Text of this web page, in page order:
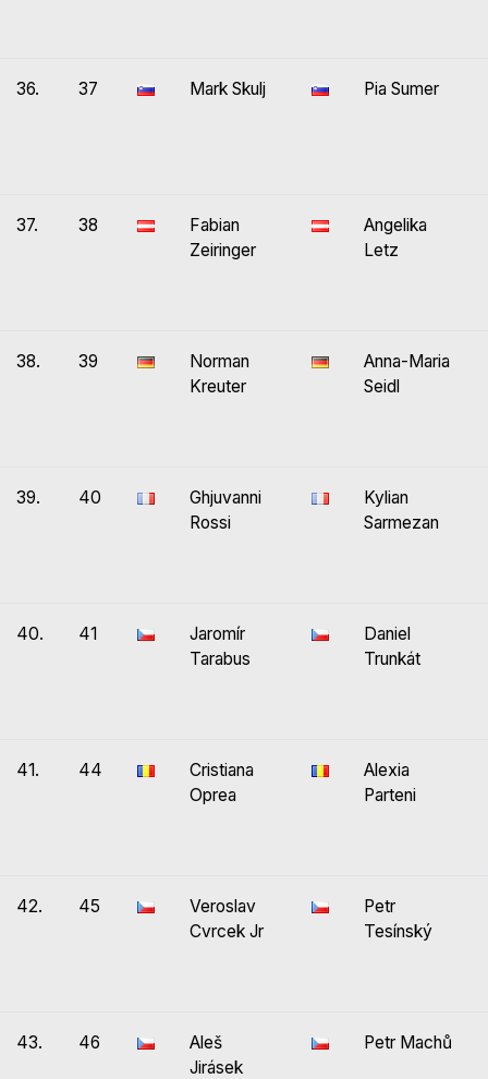
36. 37 Mark Skulj Pia Sumer
37. 38
Fabian
Zeiringer
Angelika
Letz
38. 39
Norman
Kreuter
Anna-Maria
Seidl
39. 40
Ghjuvanni
Rossi
Kylian
Sarmezan
40. 41
Jaromír
Tarabus
Daniel
Trunkát
41. 44
Cristiana
Oprea
Alexia
Parteni
42. 45
Veroslav
Cvrcek Jr
Petr
Tesínský
43. 46
Aleš
Jirásek
Petr Machů